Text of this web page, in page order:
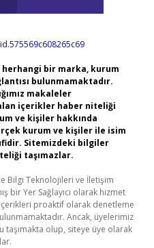
bir marka, kurum
bulunmamaktadır.
makaleler
içerikler haber niteliği
ve kişiler hakkında
kurum ve kişiler ile isim
Sitemizdeki bilgiler
taşımazlar.
Bilgi Teknolojileri ve İletişim
bir Yer Sağlayıcı olarak hizmet
proaktif olarak denetleme
Ancak, üyelerimiz
taşımakta olup, siteye üye olarak